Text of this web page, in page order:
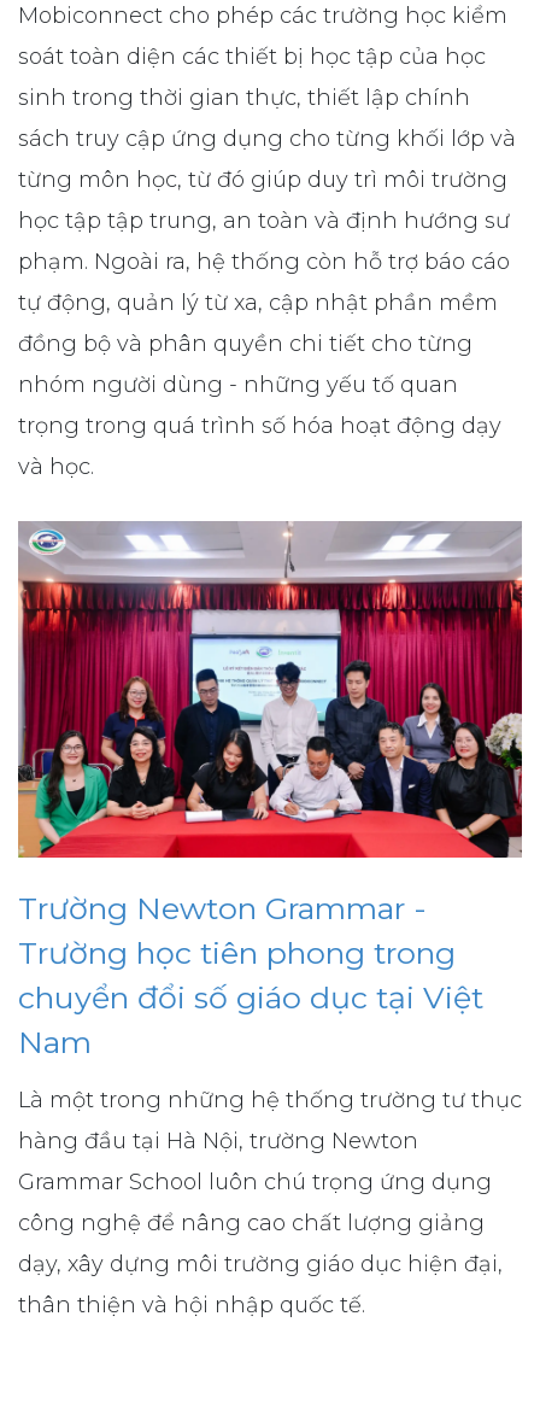
Mobiconnect cho phép các trường học kiểm
soát toàn diện các thiết bị học tập của học
sinh trong thời gian thực, thiết lập chính
sách truy cập ứng dụng cho từng khối lớp và
từng môn học, từ đó giúp duy trì môi trường
học tập tập trung, an toàn và định hướng sư
phạm. Ngoài ra, hệ thống còn hỗ trợ báo cáo
tự động, quản lý từ xa, cập nhật phần mềm
đồng bộ và phân quyền chi tiết cho từng
nhóm người dùng - những yếu tố quan
trọng trong quá trình số hóa hoạt động dạy
và học.
Trường Newton Grammar -
Trường học tiên phong trong
chuyển đổi số giáo dục tại Việt
Nam
Là một trong những hệ thống trường tư thục
hàng đầu tại Hà Nội, trường Newton
Grammar School luôn chú trọng ứng dụng
công nghệ để nâng cao chất lượng giảng
dạy, xây dựng môi trường giáo dục hiện đại,
thân thiện và hội nhập quốc tế.